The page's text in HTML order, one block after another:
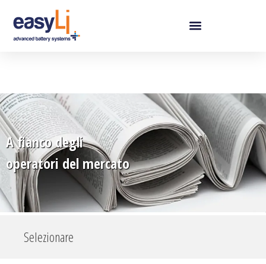
A fianco degli
operatori del mercato
Selezionare